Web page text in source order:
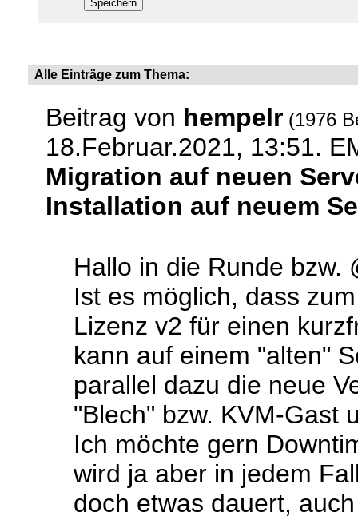
Alle Einträge zum Thema:
Beitrag von hempelr (1976
18.Februar.2021, 13:51.
Migration auf neuen
Installation auf neuem
Hallo in die Runde bzw.
Ist es möglich, dass
Lizenz v2 für einen
kann auf einem "alten"
parallel dazu die neue
"Blech" bzw. KVM-Gast
Ich möchte gern
wird ja aber in jedem
doch etwas dauert,